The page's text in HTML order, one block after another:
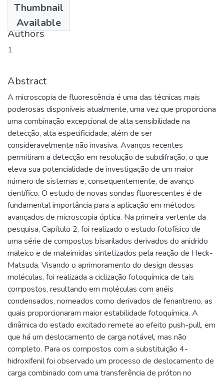
Thumbnail
Available
2016-08-30
Authors
1
Abstract
A microscopia de fluorescência é uma das técnicas mais
poderosas disponíveis atualmente, uma vez que proporciona
uma combinação excepcional de alta sensibilidade na
detecção, alta especificidade, além de ser
consideravelmente não invasiva. Avanços recentes
permitiram a detecção em resolução de subdifração, o que
eleva sua potencialidade de investigação de um maior
número de sistemas e, consequentemente, de avanço
científico. O estudo de novas sondas fluorescentes é de
fundamental importância para a aplicação em métodos
avançados de microscopia óptica. Na primeira vertente da
pesquisa, Capítulo 2, foi realizado o estudo fotofísico de
uma série de compostos bisarilados derivados do anidrido
maleico e de maleimidas sintetizados pela reação de Heck-
Matsuda. Visando o aprimoramento do design dessas
moléculas, foi realizada a ciclização fotoquímica de tais
compostos, resultando em moléculas com anéis
condensados, nomeados como derivados de fenantreno, as
quais proporcionaram maior estabilidade fotoquímica. A
dinâmica do estado excitado remete ao efeito push-pull, em
que há um deslocamento de carga notável, mas não
completo. Para os compostos com a substituição 4-
hidroxifenil foi observado um processo de deslocamento de
carga combinado com uma transferência de próton no